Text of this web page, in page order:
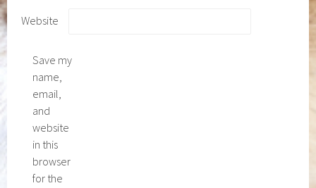
Website
Save my
name,
email,
and
website
in this
browser
for the